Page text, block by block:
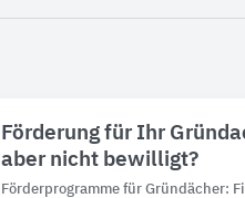
Förderung für Ihr
aber nicht bewilligt?
Förderprogramme für Gründächer: